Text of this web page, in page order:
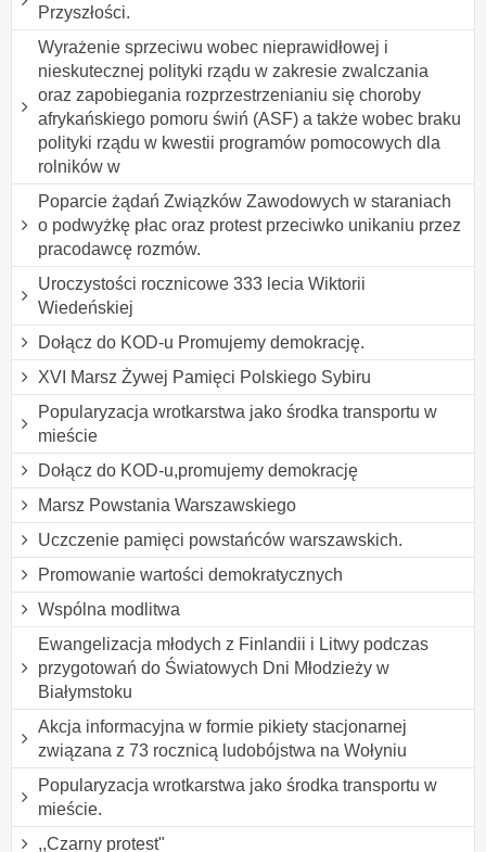
Przyszłości.
Wyrażenie sprzeciwu wobec nieprawidłowej i
nieskutecznej polityki rządu w zakresie zwalczania
oraz zapobiegania rozprzestrzenianiu się choroby
afrykańskiego pomoru świń (ASF) a także wobec braku
polityki rządu w kwestii programów pomocowych dla
rolników w
Poparcie żądań Związków Zawodowych w staraniach
o podwyżkę płac oraz protest przeciwko unikaniu przez
pracodawcę rozmów.
Uroczystości rocznicowe 333 lecia Wiktorii
Wiedeńskiej
Dołącz do KOD-u Promujemy demokrację.
XVI Marsz Żywej Pamięci Polskiego Sybiru
Popularyzacja wrotkarstwa jako środka transportu w
mieście
Dołącz do KOD-u,promujemy demokrację
Marsz Powstania Warszawskiego
Uczczenie pamięci powstańców warszawskich.
Promowanie wartości demokratycznych
Wspólna modlitwa
Ewangelizacja młodych z Finlandii i Litwy podczas
przygotowań do Światowych Dni Młodzieży w
Białymstoku
Akcja informacyjna w formie pikiety stacjonarnej
związana z 73 rocznicą ludobójstwa na Wołyniu
Popularyzacja wrotkarstwa jako środka transportu w
mieście.
,,Czarny protest"